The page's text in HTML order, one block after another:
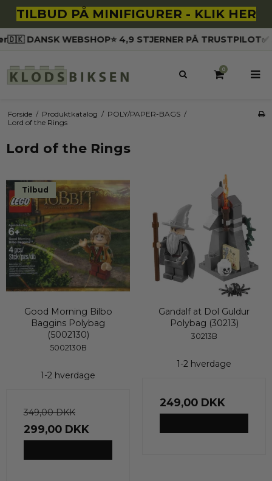
TILBUD PÅ MINIFIGURER - KLIK HER
DANSK WEBSHOP⭐️ 4,9 STJERNER PÅ TRUSTPILOT✅
0
Forside / Produktkatalog / POLY/PAPER-BAGS /
Lord of the Rings
Lord of the Rings
Tilbud
Good Morning Bilbo
Baggins Polybag
(5002130)
5002130B
1-2 hverdage
349,00 DKK
299,00 DKK
Gandalf at Dol Guldur
Polybag (30213)
30213B
1-2 hverdage
249,00 DKK